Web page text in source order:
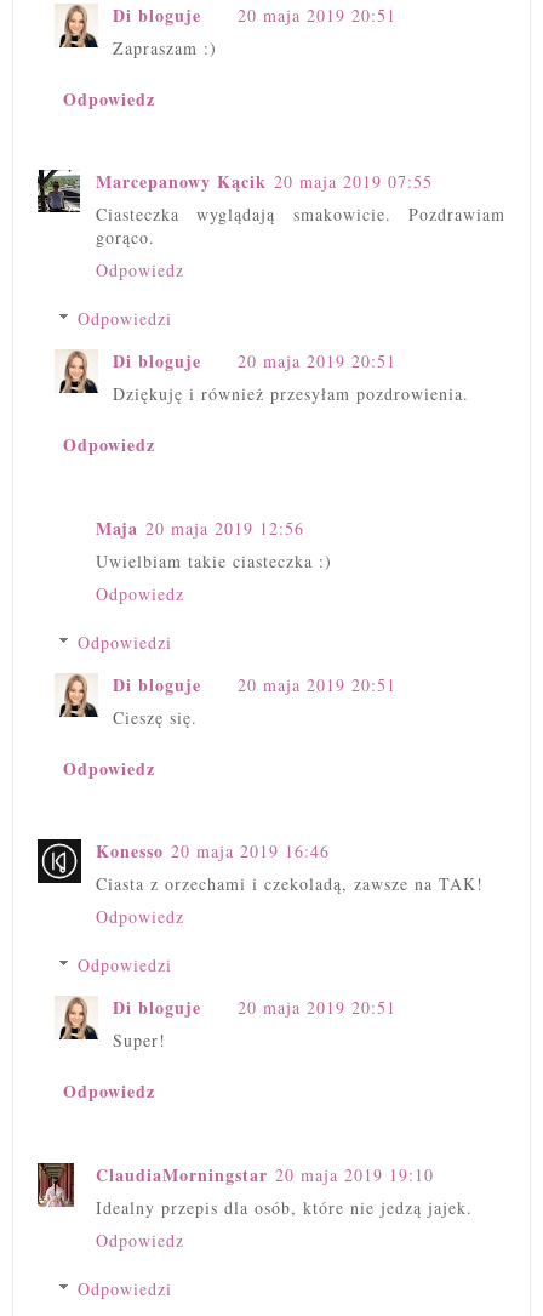
Di bloguje
20 maja 2019 20:51
Zapraszam :)
Odpowiedz
Marcepanowy Kącik 20 maja 2019 07:55
Ciasteczka wyglądają smakowicie. Pozdrawiam
gorąco.
Odpowiedz
Odpowiedzi
Di bloguje
20 maja 2019 20:51
Dziękuję i również przesyłam pozdrowienia.
Odpowiedz
Maja 20 maja 2019 12:56
Uwielbiam takie ciasteczka :)
Odpowiedz
Odpowiedzi
Di bloguje
20 maja 2019 20:51
Cieszę się.
Odpowiedz
Konesso 20 maja 2019 16:46
Ciasta z orzechami i czekoladą, zawsze na TAK!
Odpowiedz
Odpowiedzi
Di bloguje
20 maja 2019 20:51
Super!
Odpowiedz
ClaudiaMorningstar 20 maja 2019 19:10
Idealny przepis dla osób, które nie jedzą jajek.
Odpowiedz
Odpowiedzi